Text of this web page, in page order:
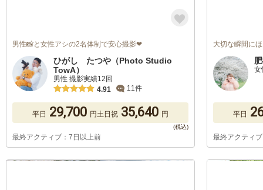
男性📸と女性アシの2名体制で安心撮影❤
ひがし たつや（Photo Studio
TowA）
男性 撮影実績12回
4.91
11件
平日 29,700 円土日祝 35,640 円
最終アクティブ：7日以上前
大切な瞬間に
女
平日
最終アクティ